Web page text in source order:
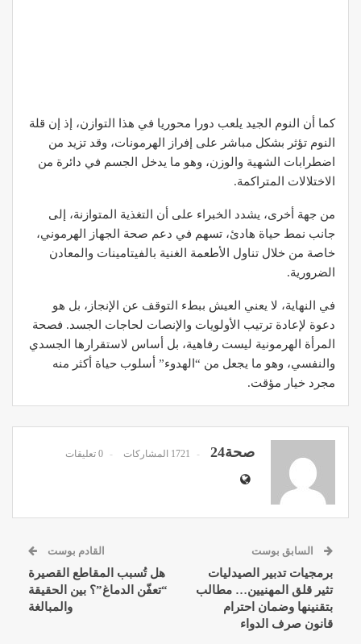
كما أن النوم الجيد يلعب دورا محوريا في هذا التوازن، إذ إن قلة
النوم تؤثر بشكل مباشر على إفراز الهرمونات، وقد تزيد من
اضطرابات الشهية والوزن، وهو ما يدخل الجسم في دائرة من
الاختلالات المتراكمة.
من جهة أخرى، يشدد الخبراء على أن التغذية المتوازنة، إلى
جانب نمط حياة هادئ، تسهم في دعم صحة الجهاز الهرموني،
خاصة من خلال تناول الأطعمة الغنية بالفيتامينات والمعادن
الضرورية.
في النهاية، لا يعني العيش ببطء التوقف عن الإنجاز، بل هو
دعوة لإعادة ترتيب الأولويات والإنصات لحاجات الجسد. فصحة
المرأة الهرمونية ليست رفاهية، بل أساس لاستقرارها الجسدي
والنفسي، وهو ما يجعل من “الهدوء” أسلوب حياة أكثر منه
مجرد خيار مؤقت.
صحة24 1721 المشاركات 0 تعليقات
السابق بوست
برمجيات تدبير الصيدليات
تثير قلق المهنيين… مطالب
بتقنينها وضمان احترام
قانون صرف الدواء
القادم بوست
هل تُسبب المقاطع القصيرة
“تعفّن الدماغ”؟ بين الحقيقة
والمبالغة